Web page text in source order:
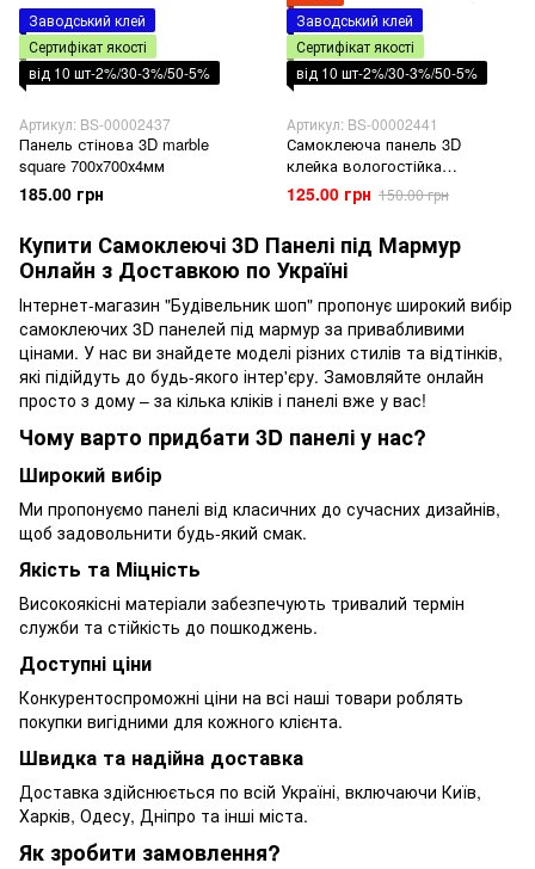
Заводський клей
Сертифікат якості
від 10 шт-2%/30-3%/50-5%
Артикул: BS-00002437
Панель стінова 3D marble
square 700х700х4мм
185.00 грн
Заводський клей
Сертифікат якості
від 10 шт-2%/30-3%/50-5%
Артикул: BS-00002441
Самоклеюча панель 3D
клейка вологостійка
квадратна в кімнату вітальню
балкон 700х700х5мм Мармур
125.00 грн 150.00 грн
Купити Самоклеючі 3D Панелі під Мармур
Онлайн з Доставкою по Україні
Інтернет-магазин "Будівельник шоп" пропонує широкий вибір
самоклеючих 3D панелей під мармур за привабливими
цінами. У нас ви знайдете моделі різних стилів та відтінків,
які підійдуть до будь-якого інтер'єру. Замовляйте онлайн
просто з дому – за кілька кліків і панелі вже у вас!
Чому варто придбати 3D панелі у нас?
Широкий вибір
Ми пропонуємо панелі від класичних до сучасних дизайнів,
щоб задовольнити будь-який смак.
Якість та Міцність
Високоякісні матеріали забезпечують тривалий термін
служби та стійкість до пошкоджень.
Доступні ціни
Конкурентоспроможні ціни на всі наші товари роблять
покупки вигідними для кожного клієнта.
Швидка та надійна доставка
Доставка здійснюється по всій Україні, включаючи Київ,
Харків, Одесу, Дніпро та інші міста.
Як зробити замовлення?